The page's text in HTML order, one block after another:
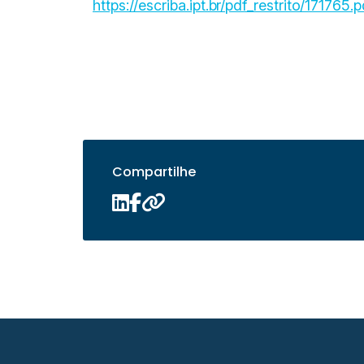
https://escriba.ipt.br/pdf_restrito/
Compartilhe